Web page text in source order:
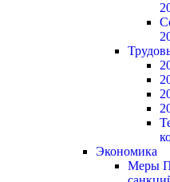
Экономика
Меры